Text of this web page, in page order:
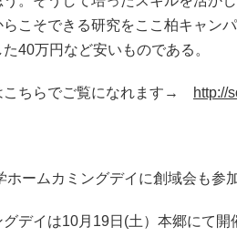
こそできる研究をここ柏キャン
40万円など安いものである。
こちらでご覧になれます→ http://
ホームカミングデイに創域会も参
デイは10月19日(土）本郷にて開